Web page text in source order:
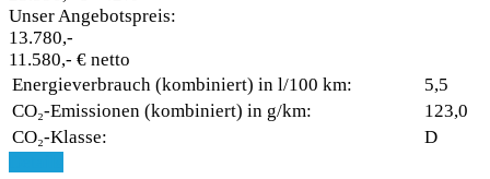
Unser Angebotspreis:
13.780,-
11.580,- € netto
Energieverbrauch (kombiniert) in l/100 km:
5,5
CO₂-Emissionen (kombiniert) in g/km:
123,0
CO₂-Klasse:
D